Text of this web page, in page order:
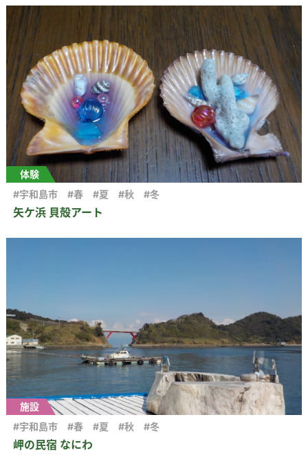
体験
矢ケ浜 貝殻アート
#宇和島市 #春 #夏 #秋 #冬
施設
岬の民宿 なにわ
#宇和島市 #春 #夏 #秋 #冬